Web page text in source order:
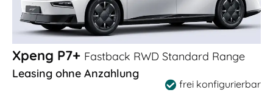
Xpeng P7+ Fastback RWD Standard Range
Leasing ohne Anzahlung
frei konfigurierbar